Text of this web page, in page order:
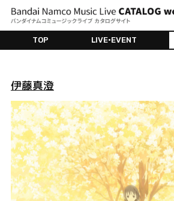
TOP LIVE•EVENT
伊藤真澄